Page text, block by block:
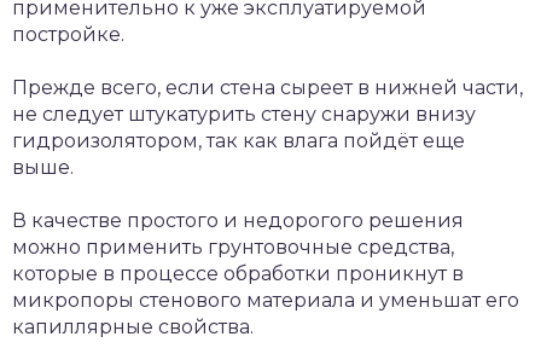
применительно к уже эксплуатируемой
постройке.
Прежде всего, если стена сыреет в нижней части,
не следует штукатурить стену снаружи внизу
гидроизолятором, так как влага пойдёт еще
выше.
В качестве простого и недорогого решения
можно применить грунтовочные средства,
которые в процессе обработки проникнут в
микропоры стенового материала и уменьшат его
капиллярные свойства.